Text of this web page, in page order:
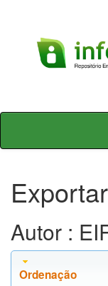
Skip
Autor :
Ordenação